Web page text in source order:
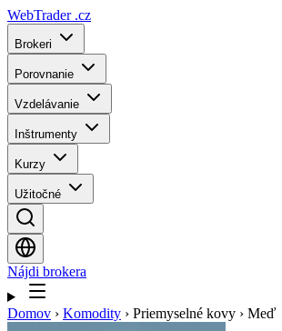
WebTrader .cz
Brokeri
Porovnanie
Vzdelávanie
Inštrumenty
Kurzy
Užitočné
Nájdi brokera
Domov › Komodity › Priemyselné kovy › Meď